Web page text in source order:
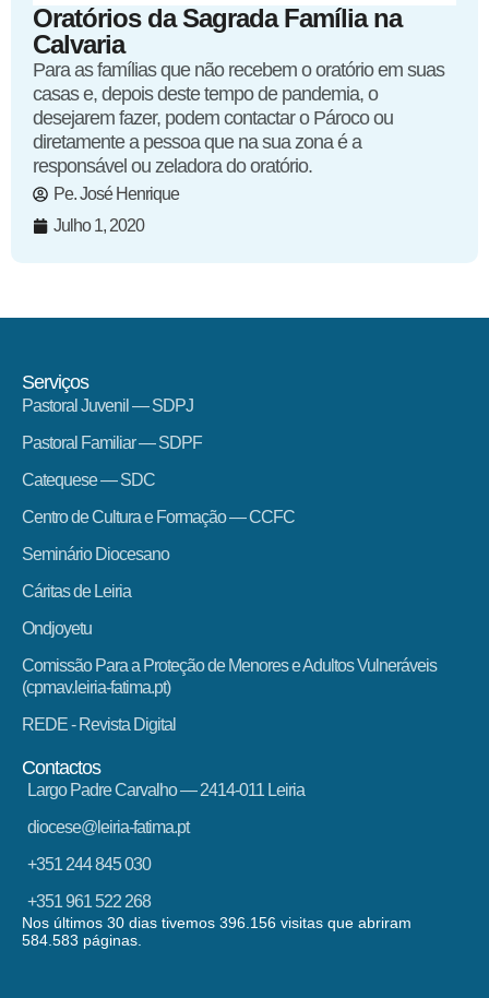
Oratórios da Sagrada Família na
Calvaria
Para as famílias que não recebem o oratório em suas
casas e, depois deste tempo de pandemia, o
desejarem fazer, podem contactar o Pároco ou
diretamente a pessoa que na sua zona é a
responsável ou zeladora do oratório.
Pe. José Henrique
Julho 1, 2020
Serviços
Pastoral Juvenil — SDPJ
Pastoral Familiar — SDPF
Catequese — SDC
Centro de Cultura e Formação — CCFC
Seminário Diocesano
Cáritas de Leiria
Ondjoyetu
Comissão Para a Proteção de Menores e Adultos Vulneráveis
(cpmav.leiria-fatima.pt)
REDE - Revista Digital
Contactos
Largo Padre Carvalho — 2414-011 Leiria
diocese@leiria-fatima.pt
+351 244 845 030
+351 961 522 268
Nos últimos 30 dias tivemos 396.156 visitas que abriram
584.583 páginas.